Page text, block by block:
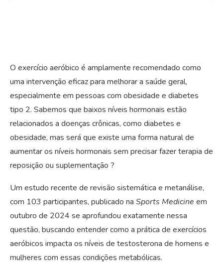
O exercício aeróbico é amplamente recomendado como
uma intervenção eficaz para melhorar a saúde geral,
especialmente em pessoas com obesidade e diabetes
tipo 2. Sabemos que baixos níveis hormonais estão
relacionados a doenças crônicas, como diabetes e
obesidade, mas será que existe uma forma natural de
aumentar os níveis hormonais sem precisar fazer terapia de
reposição ou suplementação ?
Um estudo recente de revisão sistemática e metanálise,
com 103 participantes, publicado na Sports Medicine em
outubro de 2024 se aprofundou exatamente nessa
questão, buscando entender como a prática de exercícios
aeróbicos impacta os níveis de testosterona de homens e
mulheres com essas condições metabólicas.